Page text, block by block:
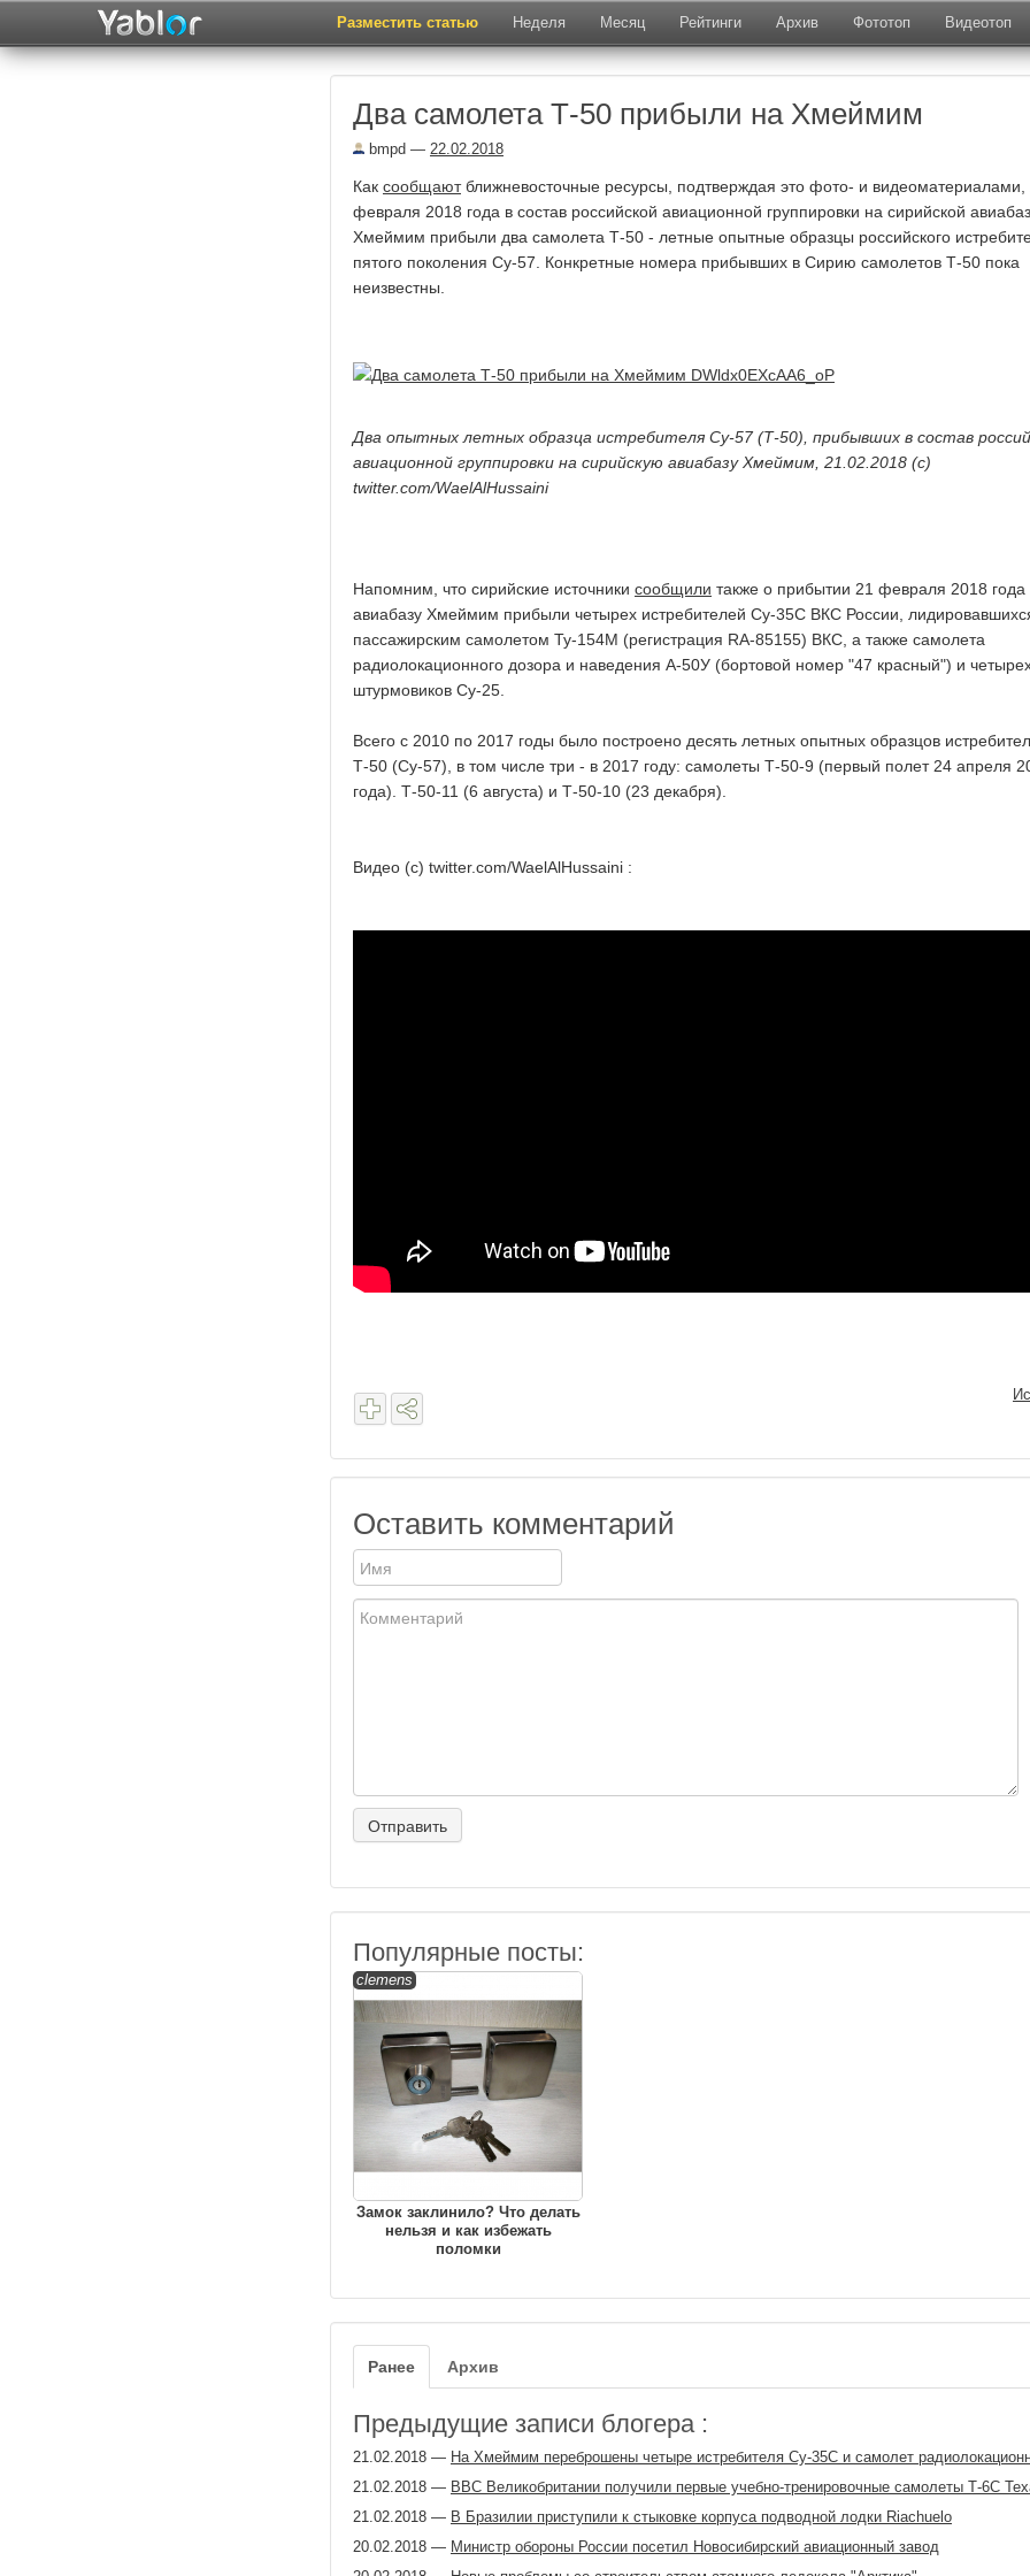
Разместить статью Неделя Месяц Рейтинги Архив Фототоп Видеотоп
Два самолета Т-50 прибыли на Хмеймим
bmpd — 22.02.2018
Как сообщаютближневосточные ресурсы, подтверждая это фото- и видеоматериалами,
февраля 2018 года в состав российской авиационной группировки на сирийской
Хмеймим прибыли два самолета Т-50 - летные опытные образцы российского
пятого поколения Су-57. Конкретные номера прибывших в Сирию самолетов Т-50 пока
неизвестны.
Два опытных летных образца истребителя Су-57 (Т-50), прибывших в состав
авиационной группировки на сирийскую авиабазу Хмеймим, 21.02.2018 (с)
twitter.com/WaelAlHussaini
Напомним, что сирийские источники сообщили также о прибытии 21 февраля 2018 года
авиабазу Хмеймим прибыли четырех истребителей Су-35С ВКС России,
пассажирским самолетом Ту-154М (регистрация RA-85155) ВКС, а также самолета
радиолокационного дозора и наведения А-50У (бортовой номер "47 красный") и
штурмовиков Су-25.
Всего с 2010 по 2017 годы было построено десять летных опытных образцов
Т-50 (Су-57), в том числе три - в 2017 году: самолеты Т-50-9 (первый полет 24 апреля
года). Т-50-11 (6 августа) и Т-50-10 (23 декабря).
Видео (с) twitter.com/WaelAlHussaini :
Оставить комментарий
Популярные посты:
clemens
Замок заклинило? Что делать
нельзя и как избежать
поломки
Ранее Архив
Предыдущие записи блогера :
21.02.2018 — На Хмеймим переброшены четыре истребителя Су-35С и самолет
21.02.2018 — ВВС Великобритании получили первые учебно-тренировочные самолеты Т-6С
21.02.2018 — В Бразилии приступили к стыковке корпуса подводной лодки Riachuelo
20.02.2018 — Министр обороны России посетил Новосибирский авиационный завод